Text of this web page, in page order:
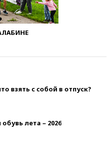
взять с собой в отпуск?
лета – 2026